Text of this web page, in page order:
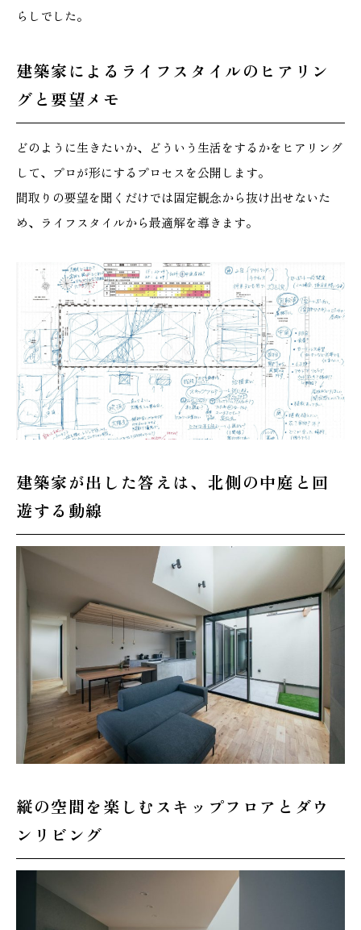
らしでした。
建築家によるライフスタイルのヒアリン
グと要望メモ
どのように生きたいか、どういう生活をするかをヒアリング
して、プロが形にするプロセスを公開します。
間取りの要望を聞くだけでは固定観念から抜け出せないた
め、ライフスタイルから最適解を導きます。
建築家が出した答えは、北側の中庭と回
遊する動線
縦の空間を楽しむスキップフロアとダウ
ンリビング